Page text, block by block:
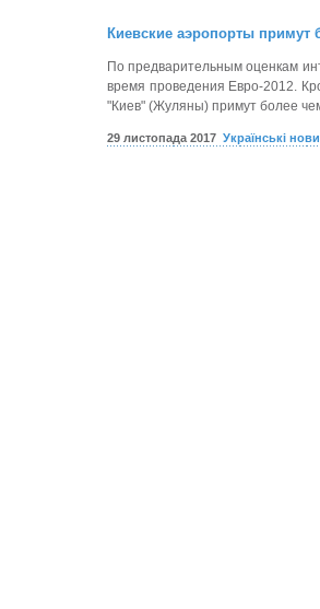
Киевские аэропорты
По предварительным оценкам
время проведения Евро-2012.
"Киев" (Жуляны) примут более
29 листопада 2017 Українські